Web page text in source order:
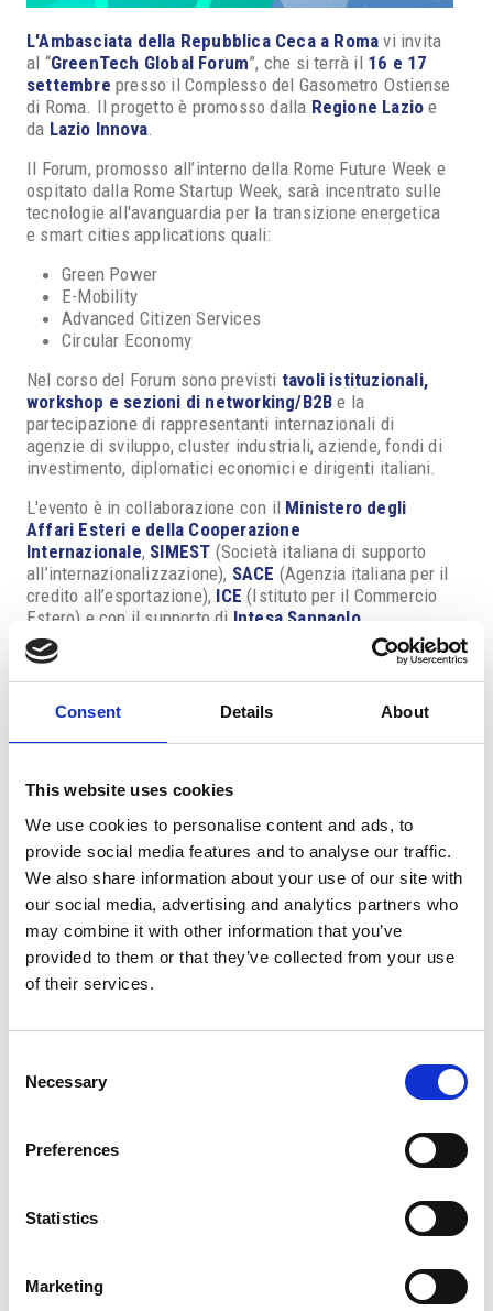
Consent Details About
This website uses cookies
We use cookies to personalise content and ads, to
provide social media features and to analyse our traffic.
We also share information about your use of our site with
our social media, advertising and analytics partners who
may combine it with other information that you’ve
provided to them or that they’ve collected from your use
of their services.
Selection
Necessary
Preferences
Statistics
Marketing
L'Ambasciata della Repubblica Ceca a Roma vi invita
al “GreenTech Global Forum”, che si terrà il 16 e 17
settembre presso il Complesso del Gasometro Ostiense
di Roma. Il progetto è promosso dalla Regione Lazio e
da Lazio Innova.
Il Forum, promosso all’interno della Rome Future Week e
ospitato dalla Rome Startup Week, sarà incentrato sulle
tecnologie all'avanguardia per la transizione energetica
e smart cities applications quali:
Green Power
E-Mobility
Advanced Citizen Services
Circular Economy
Nel corso del Forum sono previsti tavoli istituzionali,
workshop e sezioni di networking/B2B e la
partecipazione di rappresentanti internazionali di
agenzie di sviluppo, cluster industriali, aziende, fondi di
investimento, diplomatici economici e dirigenti italiani.
L'evento è in collaborazione con il Ministero degli
Affari Esteri e della Cooperazione
Internazionale, SIMEST (Società italiana di supporto
all’internazionalizzazione), SACE (Agenzia italiana per il
credito all’esportazione), ICE (Istituto per il Commercio
Estero) e con il supporto di Intesa Sanpaolo.
In allegato è disponibile la brochure di presentazione
dell'evento.
Data: 16-17 settembre 2024
Commercio 9, Roma
Per maggiori informazioni ed
iscrizioni:
www.lazioinnova.it/greentech-global-
forum